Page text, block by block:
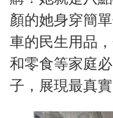
顏的她身穿簡
車的民生用品
和零食等家庭
子，展現最真實